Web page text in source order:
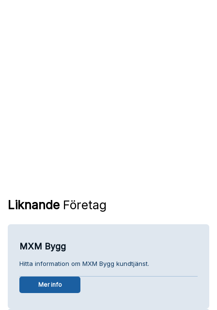
Liknande Företag
MXM Bygg
Hitta information om MXM Bygg kundtjänst.
Mer info